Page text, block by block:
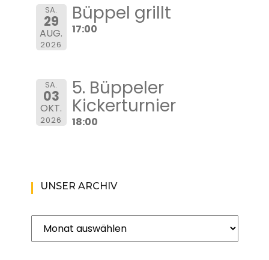
SA.
29
AUG.
2026
Büppel grillt
17:00
SA.
03
OKT.
2026
5. Büppeler
Kickerturnier
18:00
UNSER ARCHIV
Archiv